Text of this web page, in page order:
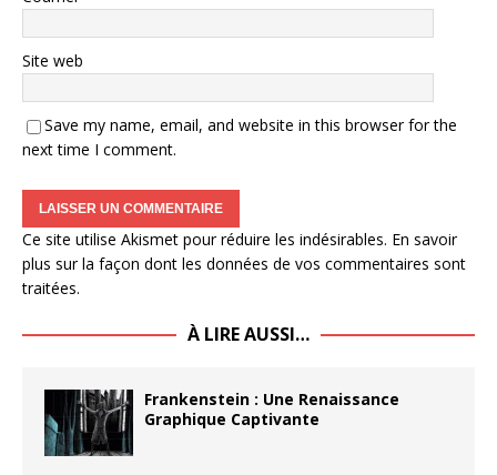
Site web
Save my name, email, and website in this browser for the
next time I comment.
Ce site utilise Akismet pour réduire les indésirables. En savoir
plus sur la façon dont les données de vos commentaires sont
traitées.
À LIRE AUSSI…
Frankenstein : Une Renaissance
Graphique Captivante